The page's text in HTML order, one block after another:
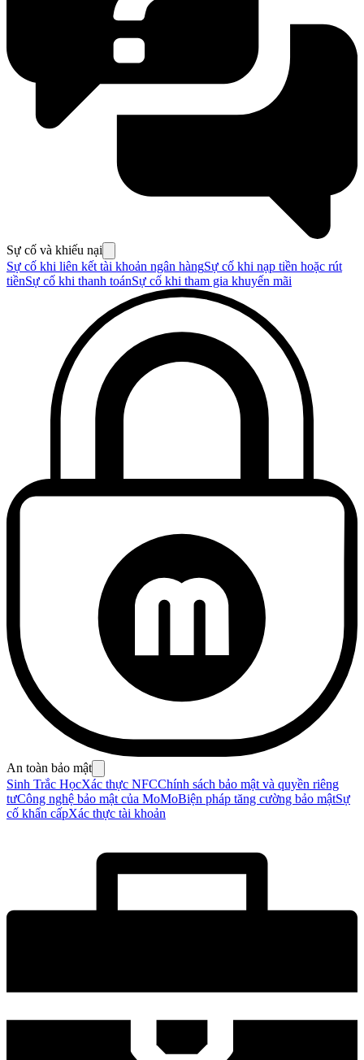
Sự cố và khiếu nại
Sự cố khi liên kết tài khoản ngân hàngSự cố khi nạp tiền hoặc rút
tiềnSự cố khi thanh toánSự cố khi tham gia khuyến mãi
An toàn bảo mật
Sinh Trắc HọcXác thực NFCChính sách bảo mật và quyền riêng
tưCông nghệ bảo mật của MoMoBiện pháp tăng cường bảo mậtSự
cố khẩn cấpXác thực tài khoản